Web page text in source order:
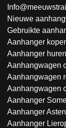
Nieuwe
Gebruikte
Aanhanger
Aanhanger huren
Aanhangwagen
Aanhangwagen
Aanhangwagen
Aanhanger
Aanhanger Asten
Aanhanger